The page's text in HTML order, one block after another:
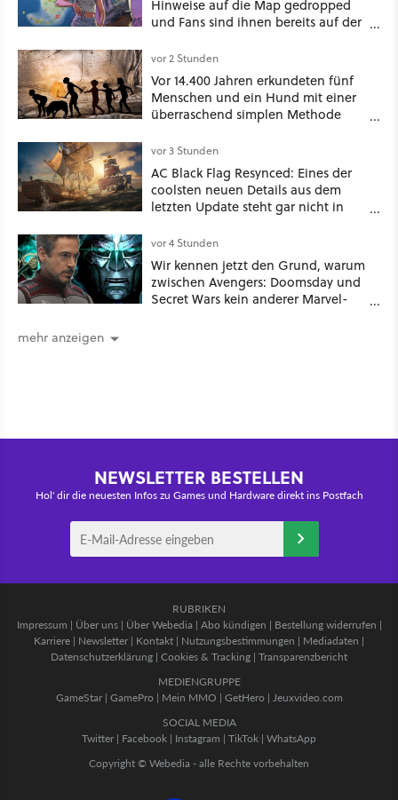
Hinweise auf die Map gedropped
und Fans sind ihnen bereits auf der
vor 2 Stunden
Vor 14.400 Jahren erkundeten fünf
Menschen und ein Hund mit einer
überraschend simplen Methode
Spuren für die Ewigkeit
vor 3 Stunden
AC Black Flag Resynced: Eines der
coolsten neuen Details aus dem
letzten Update steht gar nicht in
vor 4 Stunden
Wir kennen jetzt den Grund, warum
zwischen Avengers: Doomsday und
Secret Wars kein anderer Marvel-
mehr anzeigen
NEWSLETTER BESTELLEN
Hol' dir die neuesten Infos zu Games und Hardware direkt ins Postfach
RUBRIKEN
Impressum | Über uns| Über Webedia | Abo kündigen | Bestellung widerrufen |
Karriere | Newsletter | Kontakt | Nutzungsbestimmungen | Mediadaten |
Datenschutzerklärung | Cookies & Tracking | Transparenzbericht
MEDIENGRUPPE
GameStar| GamePro | Mein MMO | GetHero | Jeuxvideo.com
SOCIAL MEDIA
Twitter | Facebook | Instagram | TikTok | WhatsApp
Copyright © Webedia - alle Rechte vorbehalten